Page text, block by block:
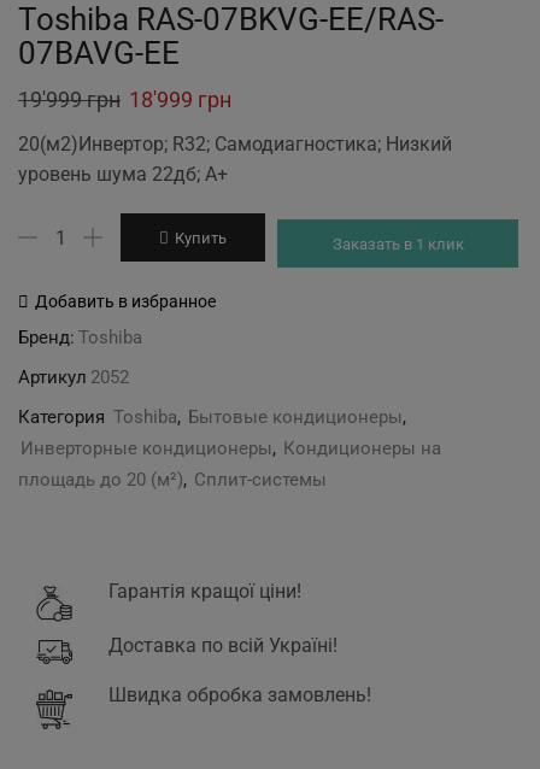
Toshiba RAS-07BKVG-EE/RAS-
07BAVG-EE
19'999грн Original
was:
18'999 грн
20(м2)Инвертор; R32; Самодиагностика; Низкий
уровень шума 22дб; А+
Количество
Toshiba
07BKVG-
EE/RAS-
07BAVG-
EE
Купить Заказать в 1 клик
Добавить в избранное
Бренд: Toshiba
Артикул 2052
Категория Toshiba, Бытовые кондиционеры,
Инверторные кондиционеры, Кондиционеры на
площадь до 20 (м²), Сплит-системы
Гарантія кращої ціни!
Доставка по всій Україні!
Швидка обробка замовлень!